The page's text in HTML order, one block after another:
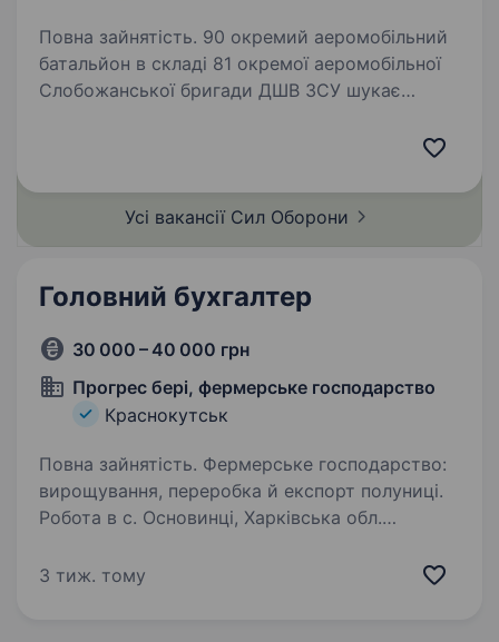
Повна зайнятість. 90 окремий аеромобільний
батальйон в складі 81 окремої аеромобільної
Слобожанської бригади ДШВ ЗСУ шукає
Усі вакансії Сил Оборони
Головний бухгалтер
30 000 – 40 000 грн
Прогрес бері, фермерське господарство
Краснокутськ
Повна зайнятість. Фермерське господарство:
вирощування, переробка й експорт полуниці.
Робота в с. Основинці, Харківська обл.
фінансових ресурсів, 2 бухгалтери у
3 тиж. тому